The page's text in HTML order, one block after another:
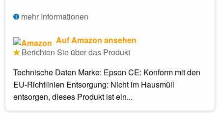
mehr Informationen
Auf Amazon ansehen
Berichten Sie über das Produkt
Technische Daten Marke: Epson CE: Konform mit den
EU-Richtlinien Entsorgung: Nicht im Hausmüll
entsorgen, dieses Produkt ist ein...